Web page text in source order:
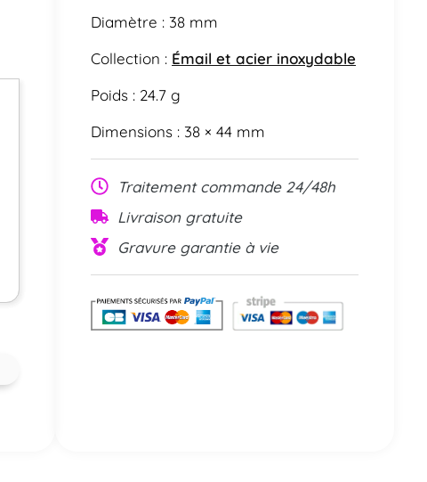
Diamètre : 38 mm
Collection : Émail et acier inoxydable
Poids : 24.7 g
Dimensions : 38 × 44 mm
Traitement commande 24/48h
Livraison gratuite
Gravure garantie à vie